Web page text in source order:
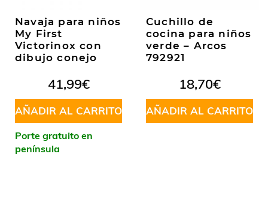
Navaja para niños
My First
Victorinox con
dibujo conejo
41,99€
AÑADIR AL CARRITO
Porte gratuito en
península
Cuchillo de
cocina para niños
verde – Arcos
792921
18,70€
AÑADIR AL CARRITO